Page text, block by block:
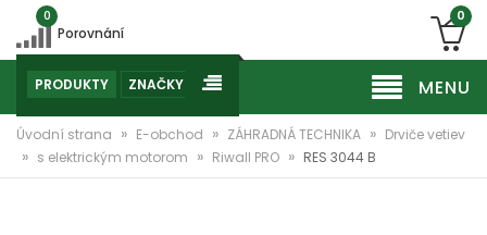
0
Porovnání
0
MENU
PRODUKTY ZNAČKY
Úvodní strana » E-obchod » ZÁHRADNÁ TECHNIKA » Drviče vetiev
» s elektrickým motorom » Riwall PRO » RES 3044 B